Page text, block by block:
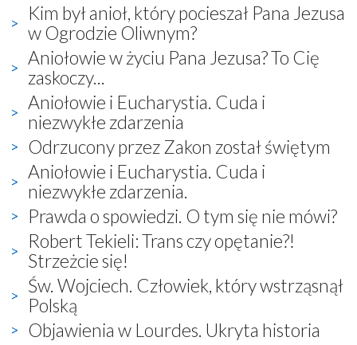
Kim był anioł, który pocieszał Pana Jezusa
w Ogrodzie Oliwnym?
Aniołowie w życiu Pana Jezusa? To Cię
zaskoczy...
Aniołowie i Eucharystia. Cuda i
niezwykłe zdarzenia
Odrzucony przez Zakon został świętym
Aniołowie i Eucharystia. Cuda i
niezwykłe zdarzenia.
Prawda o spowiedzi. O tym się nie mówi?
Robert Tekieli: Trans czy opętanie?!
Strzeżcie się!
Św. Wojciech. Człowiek, który wstrząsnął
Polską
Objawienia w Lourdes. Ukryta historia